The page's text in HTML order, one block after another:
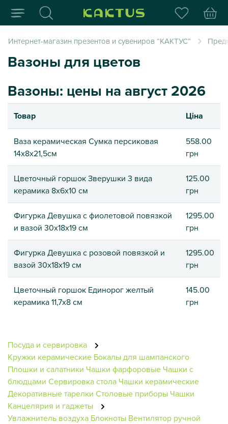
Интернет-магазин
Интернет-магазин презентов и сувениров “КАКТУС”
Вазоны для цветов
Вазоны: цены на август 2026
Товар Ціна
Ваза керамическая Сумка персиковая
14х8х21,5см
558.00
грн
Цветочный горшок Зверушки 3 вида
керамика 8х6х10 см
125.00
грн
Фигурка Девушка с фиолетовой повязкой
и вазой 30х18х19 см
1295.00
грн
Фигурка Девушка с розовой повязкой и
вазой 30х18х19 см
1295.00
грн
Цветочный горшок Единорог желтый
керамика 11,7х8 см
145.00
грн
Посуда и сервировка
Кружки керамические Бокалы для шампанского
Плошки и салатники Чашки фарфоровые Чашки с
блюдцами Сервировка стола Чашки керамические
Декоративные тарелки Столовые приборы Чашки
Канцелярия и гаджеты
Увлажнитель воздуха Блокноты Вентилятор ручной